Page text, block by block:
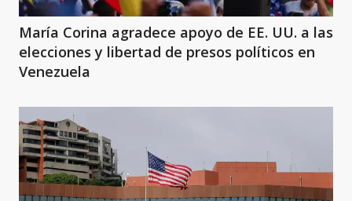
María Corina agradece apoyo de EE. UU. a las
elecciones y libertad de presos políticos en
Venezuela